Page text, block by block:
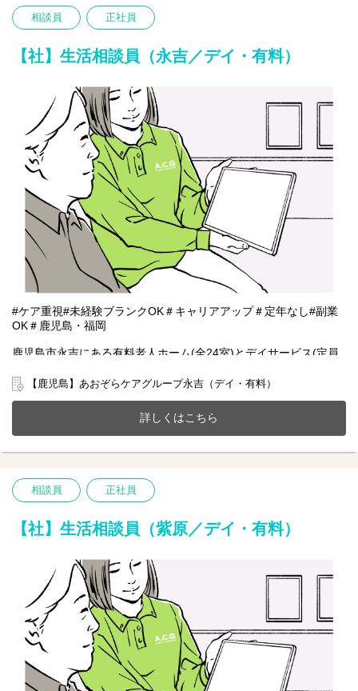
〇介助サポートなど
※初めての方は先輩が丁寧にサポートしますのでご安心ください
相談員 正社員
【社】生活相談員（永吉／デイ・有料）
#ケア重視#未経験ブランクOK＃キャリアアップ＃定年なし#副業
OK＃鹿児島・福岡
鹿児島市永吉にある有料老人ホーム(全24室)とデイサービス(定員
20～70代まで幅広い年齢層の方が活躍中です。
今までのご経験やスキルを当社で発揮して頂ける方を募集してい
【仕事内容】相談業務全般 ※夜勤は希望者のみ
〇利用者様や家族様の相談窓口
〇介助サポートなど
※初めての方は先輩が丁寧にサポートしますのでご安心ください
【鹿児島】あおぞらケアグループ永吉（デイ・有料）
詳しくはこちら
相談員 正社員
【社】生活相談員（紫原／デイ・有料）